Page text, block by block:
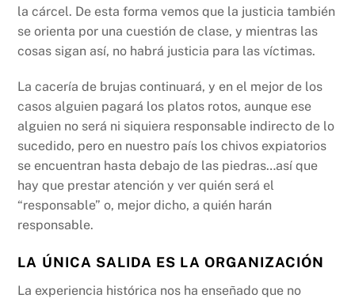
la cárcel. De esta forma vemos que la justicia también
se orienta por una cuestión de clase, y mientras las
cosas sigan así, no habrá justicia para las víctimas.
La cacería de brujas continuará, y en el mejor de los
casos alguien pagará los platos rotos, aunque ese
alguien no será ni siquiera responsable indirecto de lo
sucedido, pero en nuestro país los chivos expiatorios
se encuentran hasta debajo de las piedras…así que
hay que prestar atención y ver quién será el
“responsable” o, mejor dicho, a quién harán
responsable.
LA ÚNICA SALIDA ES LA ORGANIZACIÓN
La experiencia histórica nos ha enseñado que no